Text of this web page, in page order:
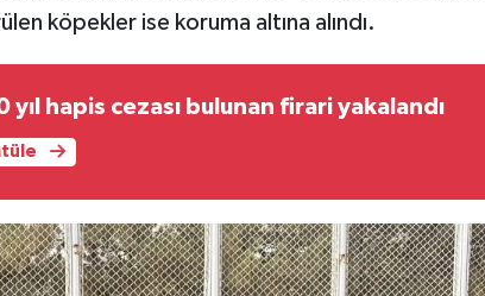
köpekler ise koruma altına alındı.
yıl hapis cezası bulunan firari yakalandı